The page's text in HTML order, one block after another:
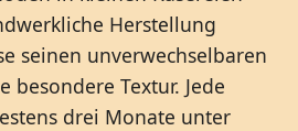
Herstellung
seinen unverwechselbaren
besondere Textur. Jede
drei Monate unter